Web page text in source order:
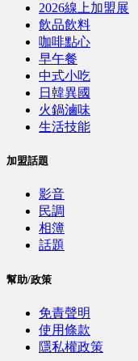
2026線上加盟展
飲品飲料
咖啡點心
早午餐
中式小吃
日韓異國
火鍋滷味
生活技能
加盟話題
影音
民調
相簿
話題
幫助/政策
免責聲明
使用條款
隱私權政策